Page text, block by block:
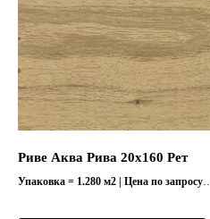
Риве Аква Рива 20x160 Рет
Упаковка = 1.280 м2 | Цена по запросу